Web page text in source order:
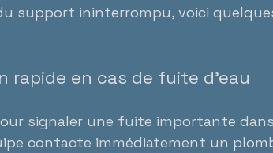
support ininterrompu, voici
rapide en cas de fuite d’eau
signaler une fuite importante
contacte immédiatement un